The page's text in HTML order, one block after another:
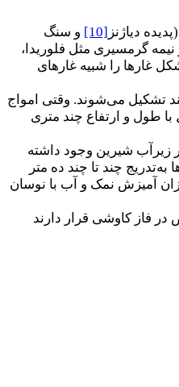
دیاژنز [10] و سنگ
گرمسیری مثل فلوریدا،
غارها را شبیه غارهای
تشکیل می‌شوند. وقتی امواج
با طول و ارتفاع چند متری
زیرآب شیرین وجود داشته
این حفره‌ها به‌تدریج چند تا چند ده متر
آمیزش نمک و آب با نوسان
متجاوز از 5 کیلومتر عرض در فاز کاوشی قرار دارند